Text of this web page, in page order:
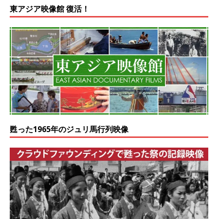
東アジア映像館 復活！
甦った1965年のジュリ馬行列映像